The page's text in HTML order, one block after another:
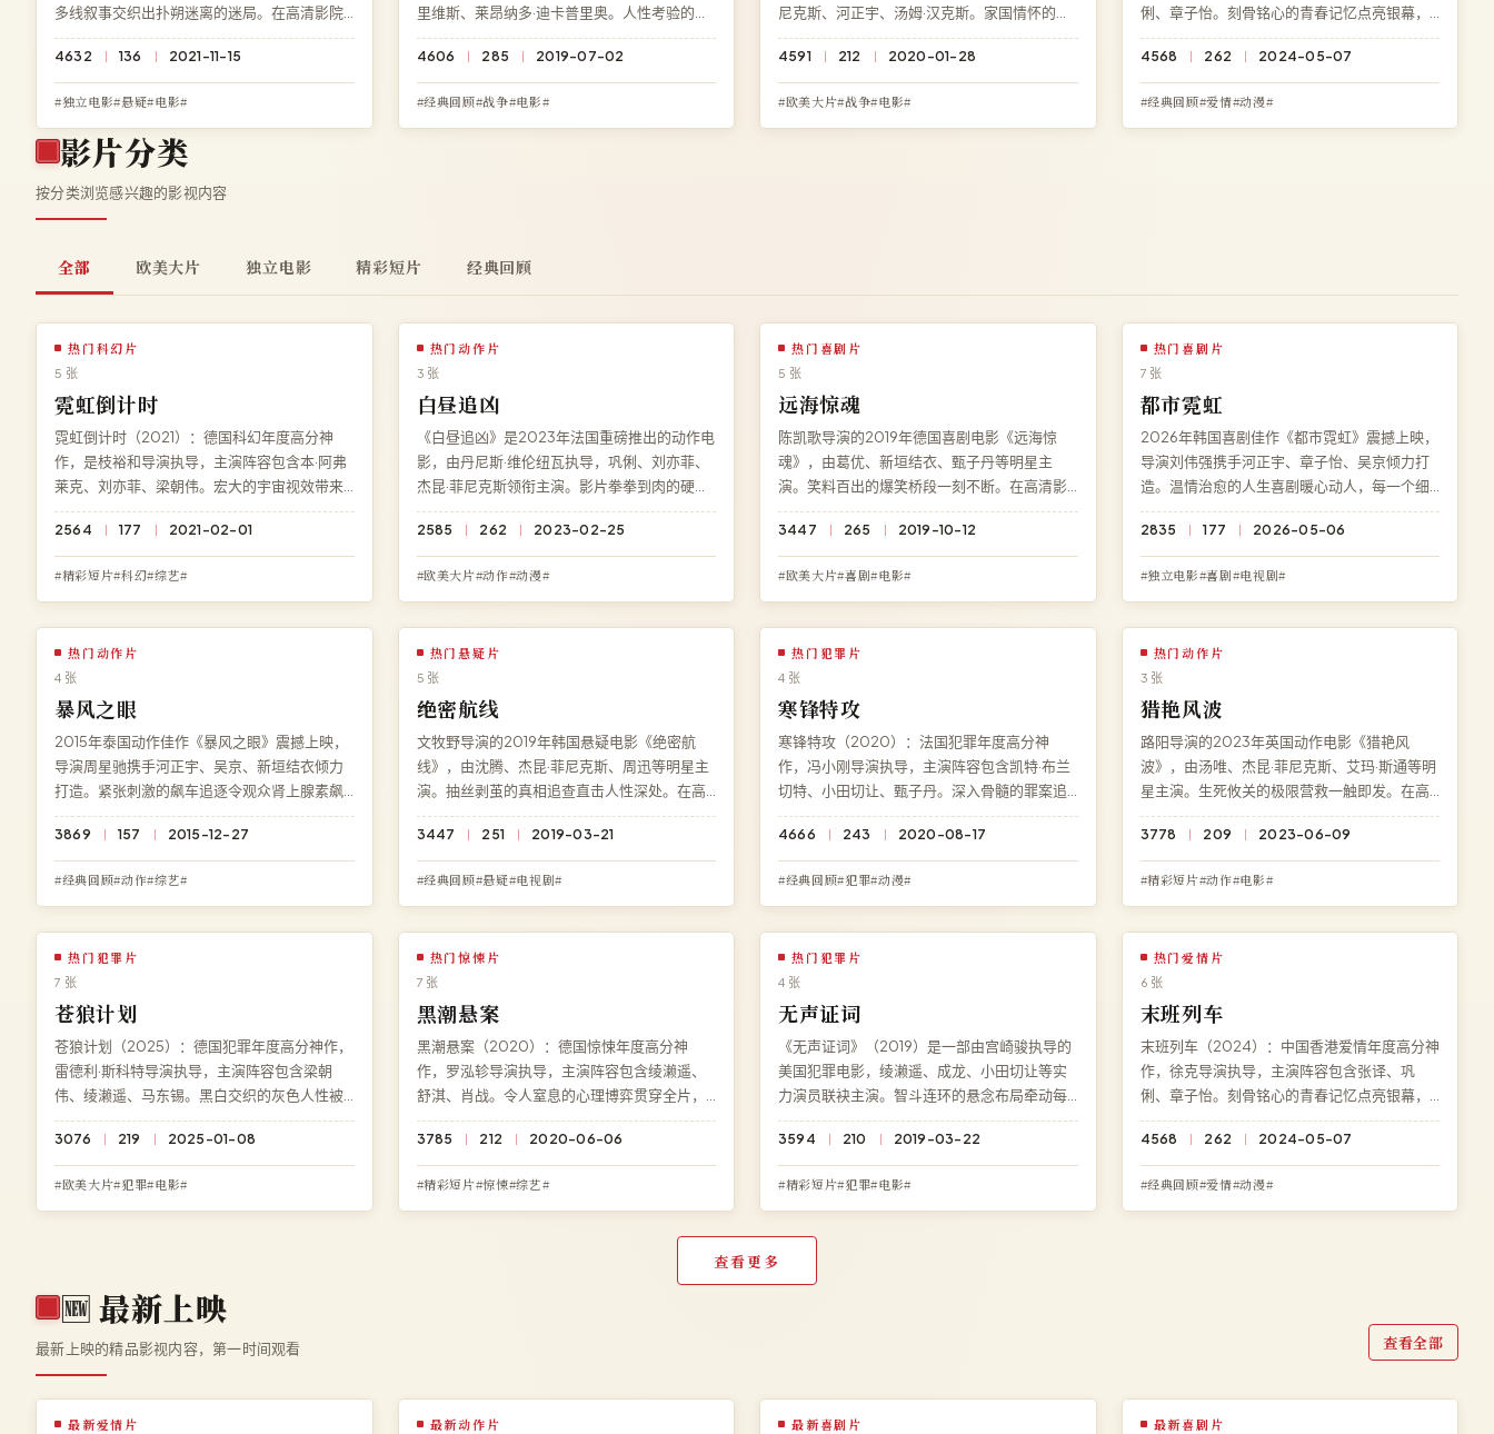
多线叙事交织出扑朔迷离的迷局。在高清影院
免费观看《狂潮任务》高清完整电影，无需下
载、无需注册，HD 高清多端流畅播放。
4632 136 2021-11-15
#独立电影#悬疑#电影#
里维斯、莱昂纳多·迪卡普里奥。人性考验的战
火洗礼直击灵魂，结局充满意料之外的深刻反
转。访问高清影院即享《长夜审判》免费完整
版高清在线观看，HD 高清极速加载。
4606 285 2019-07-02
#经典回顾#战争#电影#
尼克斯、河正宇、汤姆·汉克斯。家国情怀的英
雄史诗令人热泪盈眶，结局充满意料之外的深
刻反转。访问高清影院即享《夜色法则》免费
完整版高清在线观看，杜比全景声极速加载。
4591 212 2020-01-28
#欧美大片#战争#电影#
俐、章子怡。刻骨铭心的青春记忆点亮银幕，
结局充满意料之外的深刻反转。访问高清影院
即享《末班列车》免费完整版高清在线观看，
BD 蓝光极速加载。
4568 262 2024-05-07
#经典回顾#爱情#动漫#
影片分类
按分类浏览感兴趣的影视内容
全部 欧美大片 独立电影 精彩短片 经典回顾
热门科幻片
5 张
霓虹倒计时
霓虹倒计时（2021）：德国科幻年度高分神
作，是枝裕和导演执导，主演阵容包含本·阿弗
莱克、刘亦菲、梁朝伟。宏大的宇宙视效带来
沉浸式观影体验，结局充满意料之外的深刻反
转。访问高清影院即享《霓虹倒计时》免费完
整版高清在线观看，1080P 蓝光极速加载。
2564 177 2021-02-01
#精彩短片#科幻#综艺#
热门动作片
3 张
白昼追凶
《白昼追凶》是2023年法国重磅推出的动作电
影，由丹尼斯·维伦纽瓦执导，巩俐、刘亦菲、
杰昆·菲尼克斯领衔主演。影片拳拳到肉的硬核
动作场面贯穿全片，剧情张力贯穿始终。高清
影院免费提供《白昼追凶》完整版在线观看，
杜比全景声画质流畅播放，无广告无需注册。
2585 262 2023-02-25
#欧美大片#动作#动漫#
热门喜剧片
5 张
远海惊魂
陈凯歌导演的2019年德国喜剧电影《远海惊
魂》，由葛优、新垣结衣、甄子丹等明星主
演。笑料百出的爆笑桥段一刻不断。在高清影
院免费观看《远海惊魂》高清完整电影，无需
下载、无需注册，HD 高清多端流畅播放。
3447 265 2019-10-12
#欧美大片#喜剧#电影#
热门喜剧片
7 张
都市霓虹
2026年韩国喜剧佳作《都市霓虹》震撼上映，
导演刘伟强携手河正宇、章子怡、吴京倾力打
造。温情治愈的人生喜剧暖心动人，每一个细
节都暗藏伏笔。现可在高清影院免费在线观看
《都市霓虹》高清完整版，1080P 蓝光多端兼
容。
2835 177 2026-05-06
#独立电影#喜剧#电视剧#
热门动作片
4 张
暴风之眼
2015年泰国动作佳作《暴风之眼》震撼上映，
导演周星驰携手河正宇、吴京、新垣结衣倾力
打造。紧张刺激的飙车追逐令观众肾上腺素飙
升，每一个细节都暗藏伏笔。现可在高清影院
免费在线观看《暴风之眼》高清完整版，4K 超
清多端兼容。
3869 157 2015-12-27
#经典回顾#动作#综艺#
热门悬疑片
5 张
绝密航线
文牧野导演的2019年韩国悬疑电影《绝密航
线》，由沈腾、杰昆·菲尼克斯、周迅等明星主
演。抽丝剥茧的真相追查直击人性深处。在高
清影院免费观看《绝密航线》高清完整电影，
无需下载、无需注册，4K 超清多端流畅播放。
3447 251 2019-03-21
#经典回顾#悬疑#电视剧#
热门犯罪片
4 张
寒锋特攻
寒锋特攻（2020）：法国犯罪年度高分神
作，冯小刚导演执导，主演阵容包含凯特·布兰
切特、小田切让、甄子丹。深入骨髓的罪案追
凶步步惊心，结局充满意料之外的深刻反转。
访问高清影院即享《寒锋特攻》免费完整版高
清在线观看，BD 蓝光极速加载。
4666 243 2020-08-17
#经典回顾#犯罪#动漫#
热门动作片
3 张
猎艳风波
路阳导演的2023年英国动作电影《猎艳风
波》，由汤唯、杰昆·菲尼克斯、艾玛·斯通等明
星主演。生死攸关的极限营救一触即发。在高
清影院免费观看《猎艳风波》高清完整电影，
无需下载、无需注册，BD 蓝光多端流畅播放。
3778 209 2023-06-09
#精彩短片#动作#电影#
热门犯罪片
7 张
苍狼计划
苍狼计划（2025）：德国犯罪年度高分神作，
雷德利·斯科特导演执导，主演阵容包含梁朝
伟、绫濑遥、马东锡。黑白交织的灰色人性被
无情揭开，结局充满意料之外的深刻反转。访
问高清影院即享《苍狼计划》免费完整版高清
在线观看，杜比全景声极速加载。
3076 219 2025-01-08
#欧美大片#犯罪#电影#
热门惊悚片
7 张
黑潮悬案
黑潮悬案（2020）：德国惊悚年度高分神
作，罗泓轸导演执导，主演阵容包含绫濑遥、
舒淇、肖战。令人窒息的心理博弈贯穿全片，
结局充满意料之外的深刻反转。访问高清影院
即享《黑潮悬案》免费完整版高清在线观看，
BD 蓝光极速加载。
3785 212 2020-06-06
#精彩短片#惊悚#综艺#
热门犯罪片
4 张
无声证词
《无声证词》（2019）是一部由宫崎骏执导的
美国犯罪电影，绫濑遥、成龙、小田切让等实
力演员联袂主演。智斗连环的悬念布局牵动每
位观众。在线观看免费高清完整电影《无声证
词》，1080P 蓝光流畅播放，永久免费、零广
告。
3594 210 2019-03-22
#精彩短片#犯罪#电影#
热门爱情片
6 张
末班列车
末班列车（2024）：中国香港爱情年度高分神
作，徐克导演执导，主演阵容包含张译、巩
俐、章子怡。刻骨铭心的青春记忆点亮银幕，
结局充满意料之外的深刻反转。访问高清影院
即享《末班列车》免费完整版高清在线观看，
BD 蓝光极速加载。
4568 262 2024-05-07
#经典回顾#爱情#动漫#
查看更多
🆕 最新上映
最新上映的精品影视内容，第一时间观看 查看全部
最新爱情片 最新动作片 最新喜剧片 最新喜剧片